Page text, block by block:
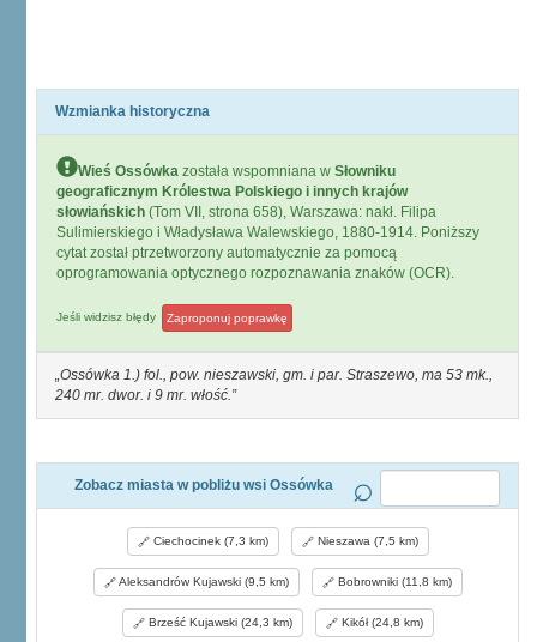
Wzmianka historyczna
Wieś Ossówka została wspomniana w Słowniku
geograficznym Królestwa Polskiego i innych krajów
słowiańskich (Tom VII, strona 658), Warszawa: nakł. Filipa
Sulimierskiego i Władysława Walewskiego, 1880-1914. Poniższy
cytat został ptrzetworzony automatycznie za pomocą
oprogramowania optycznego rozpoznawania znaków (OCR).
Jeśli widzisz błędy Zaproponuj poprawkę
Ossówka 1.) fol., pow. nieszawski, gm. i par. Straszewo, ma 53 mk.,
240 mr. dwor. i 9 mr. włość.
Zobacz miasta w pobliżu wsi Ossówka
Ciechocinek (7,3 km) Nieszawa (7,5 km)
Aleksandrów Kujawski (9,5 km) Bobrowniki (11,8 km)
Brześć Kujawski (24,3 km) Kikół (24,8 km)